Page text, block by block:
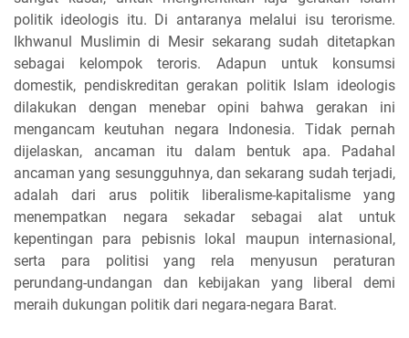
politik ideologis itu. Di antaranya melalui isu terorisme.
Ikhwanul Muslimin di Mesir sekarang sudah ditetapkan
sebagai kelompok teroris. Adapun untuk konsumsi
domestik, pendiskreditan gerakan politik Islam ideologis
dilakukan dengan menebar opini bahwa gerakan ini
mengancam keutuhan negara Indonesia. Tidak pernah
dijelaskan, ancaman itu dalam bentuk apa. Padahal
ancaman yang sesungguhnya, dan sekarang sudah terjadi,
adalah dari arus politik liberalisme-kapitalisme yang
menempatkan negara sekadar sebagai alat untuk
kepentingan para pebisnis lokal maupun internasional,
serta para politisi yang rela menyusun peraturan
perundang-undangan dan kebijakan yang liberal demi
meraih dukungan politik dari negara-negara Barat.